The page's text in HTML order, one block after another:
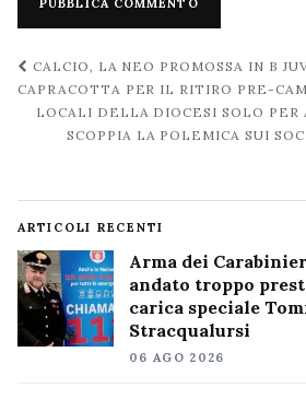
Navigazione
post
CALCIO, LA NEO PROMOSSA IN B
CAPRACOTTA PER IL RITIRO PRE-
LOCALI DELLA DIOCESI SOLO PER
SCOPPIA LA POLEMICA SUI
ARTICOLI RECENTI
Arma dei
andato troppo
carica speciale
Stracqualursi
06 AGO 2026